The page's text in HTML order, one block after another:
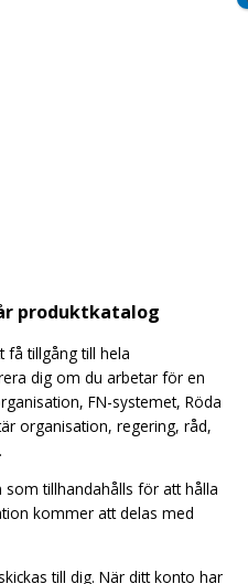
produktkatalog
tillgång till hela
dig om du arbetar för en
FN-systemet, Röda
organisation, regering, råd,
tillhandahålls för att hålla
kommer att delas med
till dig. När ditt konto har